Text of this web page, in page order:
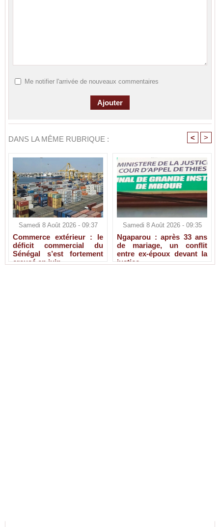
Me notifier l'arrivée de nouveaux commentaires
DANS LA MÊME RUBRIQUE : < >
Samedi 8 Août 2026 - 09:37
Commerce extérieur : le
déficit commercial du
Sénégal s’est fortement
creusé en juin
Samedi 8 Août 2026 - 09:35
Ngaparou : après 33 ans
de mariage, un conflit
entre ex-époux devant la
justice